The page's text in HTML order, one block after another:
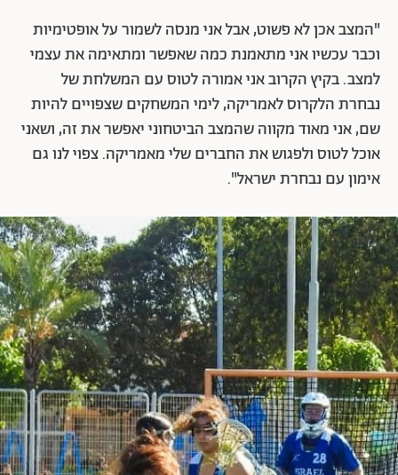
"המצב אכן לא פשוט, אבל אני מנסה לשמור על אופטימיות
וכבר עכשיו אני מתאמנת כמה שאפשר ומתאימה את עצמי
למצב. בקיץ הקרוב אני אמורה לטוס עם המשלחת של
נבחרת הלקרוס לאמריקה, לימי המשחקים שצפויים להיות
שם, אני מאוד מקווה שהמצב הביטחוני יאפשר את זה, ושאני
אוכל לטוס ולפגוש את החברים שלי מאמריקה. צפוי לנו גם
אימון עם נבחרת ישראל".